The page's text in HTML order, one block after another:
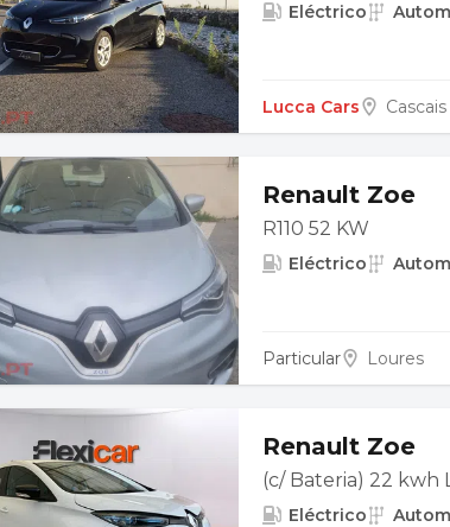
Eléctrico
Lucca Cars Cascais
Renault Zoe
R110 52 KW
Eléctrico
Particular Loures
Renault Zoe
(c/ Bateria) 22 kwh
Eléctrico